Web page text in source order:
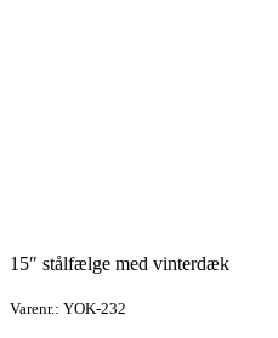
15″ stålfælge med vinterdæk
Varenr.: YOK-232